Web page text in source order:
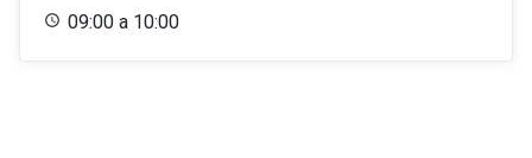
09:00 a 10:00